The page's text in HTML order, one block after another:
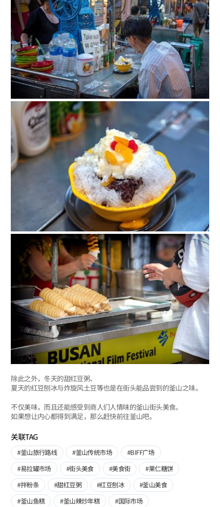
除此之外，冬天的甜红豆粥、
夏天的红豆刨冰与炸旋风土豆等也是在街头能品尝到的釜山之味。
不仅美味，而且还能感受到商人们人情味的釜山街头美食。
如果想让内心都得到满足，那么赶快前往釜山吧。
关联TAG
#釜山旅行路线 #釜山传统市场
#BIFF广场
#易拉罐市场
#街头美食 #美食街
#果仁糖饼
#拌粉条
#甜红豆粥 #红豆刨冰
#釜山美食
#釜山鱼糕
#釜山辣炒年糕
#国际市场